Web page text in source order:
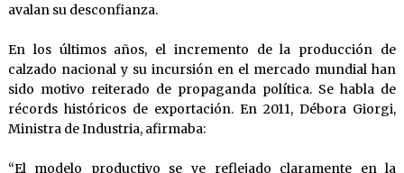
avalan su desconfianza.
En los últimos años, el incremento de la producción de
calzado nacional y su incursión en el mercado mundial han
sido motivo reiterado de propaganda política. Se habla de
récords históricos de exportación. En 2011, Débora Giorgi,
Ministra de Industria, afirmaba:
“El modelo productivo se ve reflejado claramente en la